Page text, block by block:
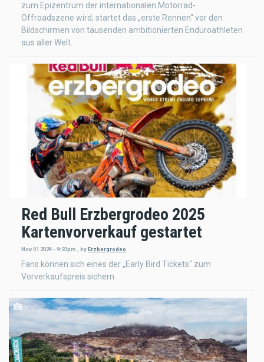
zum Epizentrum der internationalen Motorrad-
Offroadszene wird, startet das „erste Rennen“ vor den
Bildschirmen von tausenden ambitionierten Enduroathleten
aus aller Welt.
Red Bull Erzbergrodeo 2025
Kartenvorverkauf gestartet
Nov 01 2024 - 9:23pm , by Erzbergrodeo
Fans können sich eines der „Early Bird Tickets“ zum
Vorverkaufspreis sichern.